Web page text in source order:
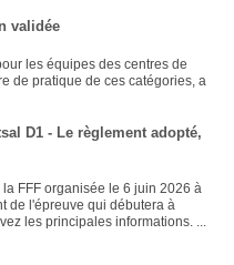
validée
les équipes des centres de
de pratique de ces catégories, a
D1 - Le règlement adopté,
FFF organisée le 6 juin 2026 à
de l'épreuve qui débutera à
les principales informations. ...